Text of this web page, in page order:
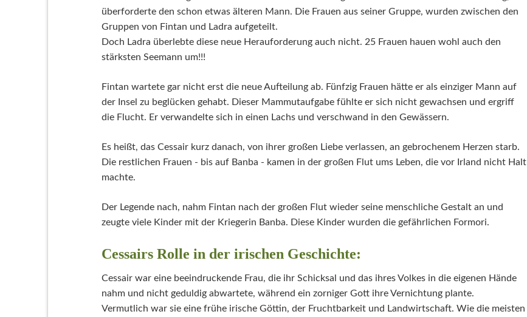
überforderte den schon etwas älteren Mann. Die Frauen aus seiner Gruppe, wurden zwischen den
Gruppen von Fintan und Ladra aufgeteilt.
Doch Ladra überlebte diese neue Herauforderung auch nicht. 25 Frauen hauen wohl auch den
stärksten Seemann um!!!
Fintan wartete gar nicht erst die neue Aufteilung ab. Fünfzig Frauen hätte er als einziger Mann auf
der Insel zu beglücken gehabt. Dieser Mammutaufgabe fühlte er sich nicht gewachsen und ergriff
die Flucht. Er verwandelte sich in einen Lachs und verschwand in den Gewässern.
Es heißt, das Cessair kurz danach, von ihrer großen Liebe verlassen, an gebrochenem Herzen starb.
Die restlichen Frauen - bis auf Banba - kamen in der großen Flut ums Leben, die vor Irland nicht Halt
machte.
Der Legende nach, nahm Fintan nach der großen Flut wieder seine menschliche Gestalt an und
zeugte viele Kinder mit der Kriegerin Banba. Diese Kinder wurden die gefährlichen Formori.
Cessairs Rolle in der irischen Geschichte:
Cessair war eine beeindruckende Frau, die ihr Schicksal und das ihres Volkes in die eigenen Hände
nahm und nicht geduldig abwartete, während ein zorniger Gott ihre Vernichtung plante.
Vermutlich war sie eine frühe irische Göttin, der Fruchtbarkeit und Landwirtschaft. Wie die meisten